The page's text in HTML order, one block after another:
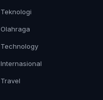
Teknologi
Olahraga
Technology
Internasional
Travel